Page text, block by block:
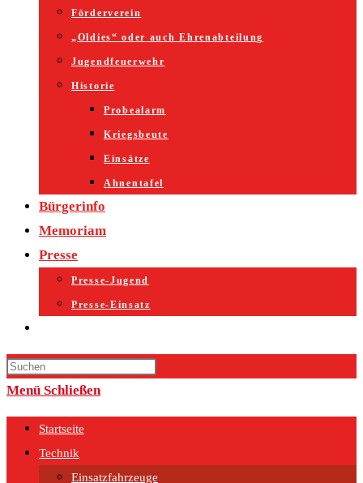
Förderverein
„Oldies“ oder auch Ehrenabteilung
Jugendfeuerwehr
Historie
Probealarm
Kriegsbeute
Einsätze
Ahnentafel
Bürgerinfo
Memoriam
Presse
Presse-Jugend
Presse-Einsatz
Suche
umschalten
Menü Schließen
Startseite
Technik
Einsatzfahrzeuge